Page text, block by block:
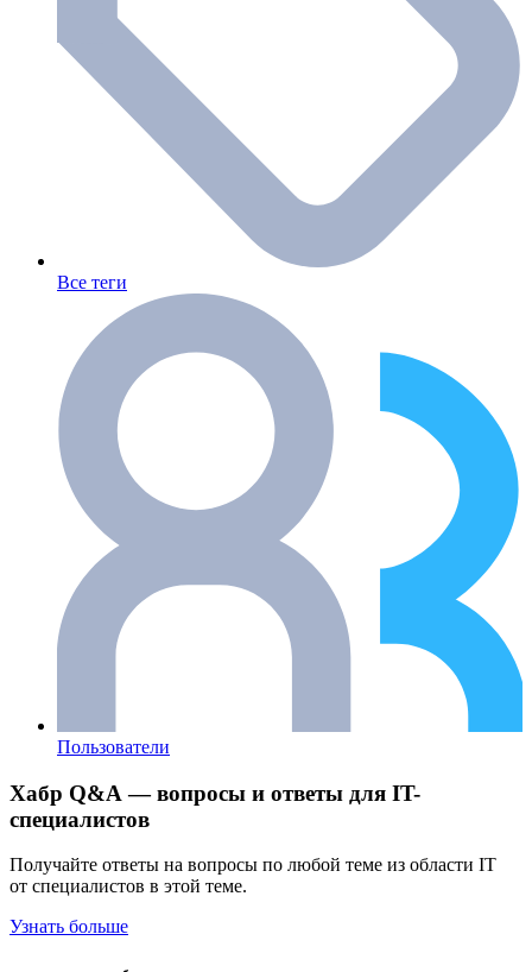
Все теги
Пользователи
Хабр Q&A — вопросы и ответы для IT-
специалистов
Получайте ответы на вопросы по любой теме из области IT
от специалистов в этой теме.
Узнать больше